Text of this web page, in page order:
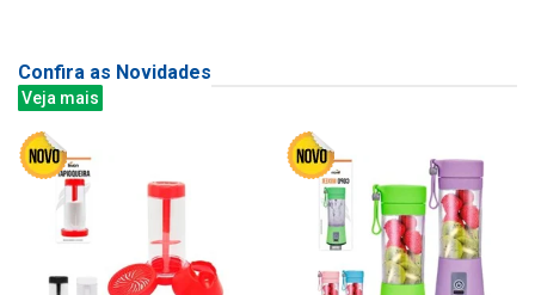
Confira as Novidades
Veja mais